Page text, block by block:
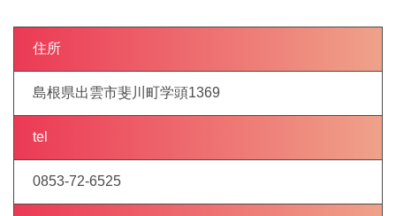
住所
島根県出雲市斐川町学頭1369
tel
0853-72-6525